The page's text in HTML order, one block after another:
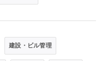
建設・ビル管理